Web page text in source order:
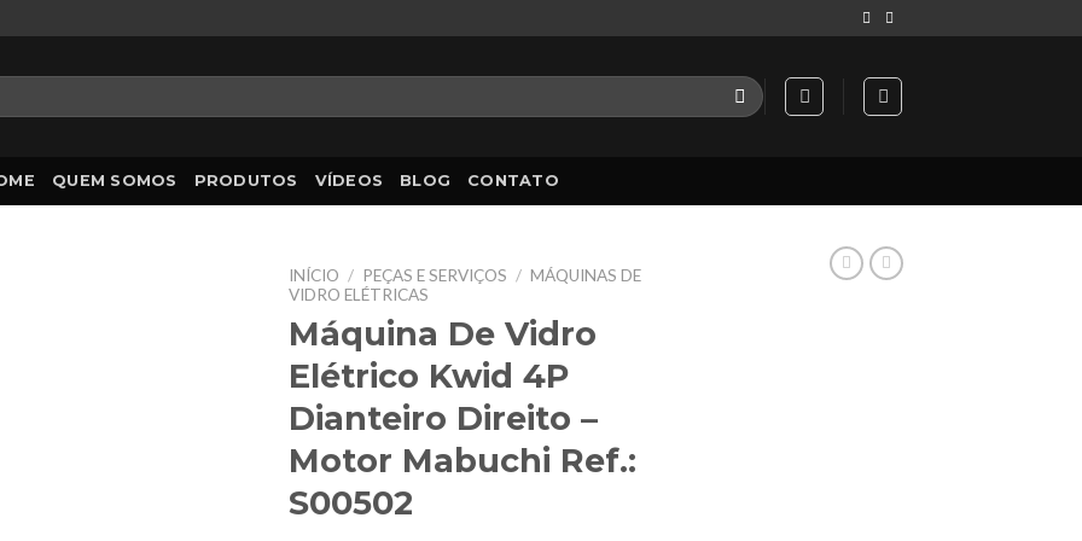
QUEM SOMOS PRODUTOS VÍDEOS BLOG CONTATO
INÍCIO / PEÇAS E SERVIÇOS / MÁQUINAS DE
VIDRO ELÉTRICAS
Máquina De Vidro
Elétrico Kwid 4P
Dianteiro Direito –
Motor Mabuchi Ref.:
S00502